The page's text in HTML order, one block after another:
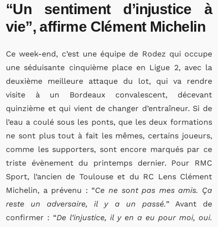
“Un sentiment d’injustice à
vie”, affirme Clément Michelin
Ce week-end, c’est une équipe de Rodez qui occupe
une séduisante cinquième place en Ligue 2, avec la
deuxième meilleure attaque du lot, qui va rendre
visite à un Bordeaux convalescent, décevant
quinzième et qui vient de changer d’entraîneur. Si de
l’eau a coulé sous les ponts, que les deux formations
ne sont plus tout à fait les mêmes, certains joueurs,
comme les supporters, sont encore marqués par ce
triste évènement du printemps dernier. Pour RMC
Sport, l’ancien de Toulouse et du RC Lens Clément
Michelin, a prévenu : “Ce ne sont pas mes amis. Ça
reste un adversaire, il y a un passé.” Avant de
confirmer : “De l’injustice, il y en a eu pour moi, oui.